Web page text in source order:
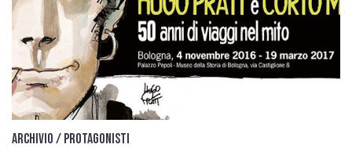
Archivio / Protagonisti